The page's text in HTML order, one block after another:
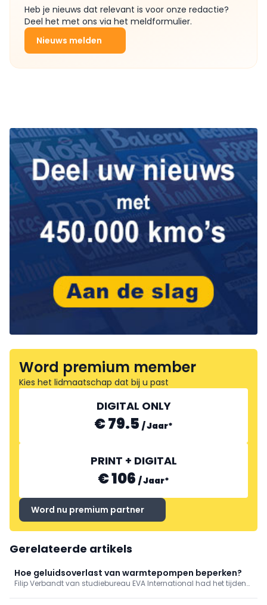
Heb je nieuws dat relevant is voor onze redactie?
Deel het met ons via het meldformulier.
Nieuws melden
Word premium member
Kies het lidmaatschap dat bij u past
DIGITAL ONLY
€ 79.5 /Jaar*
PRINT + DIGITAL
€ 106 /Jaar*
Word nu premium partner
Gerelateerde artikels
Hoe geluidsoverlast van warmtepompen beperken?
Filip Verbandt van studiebureau EVA International had het tijdens